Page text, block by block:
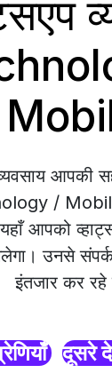
आपकी
/
आपको
उनसे
इंतजार कर रहे
दूसरे